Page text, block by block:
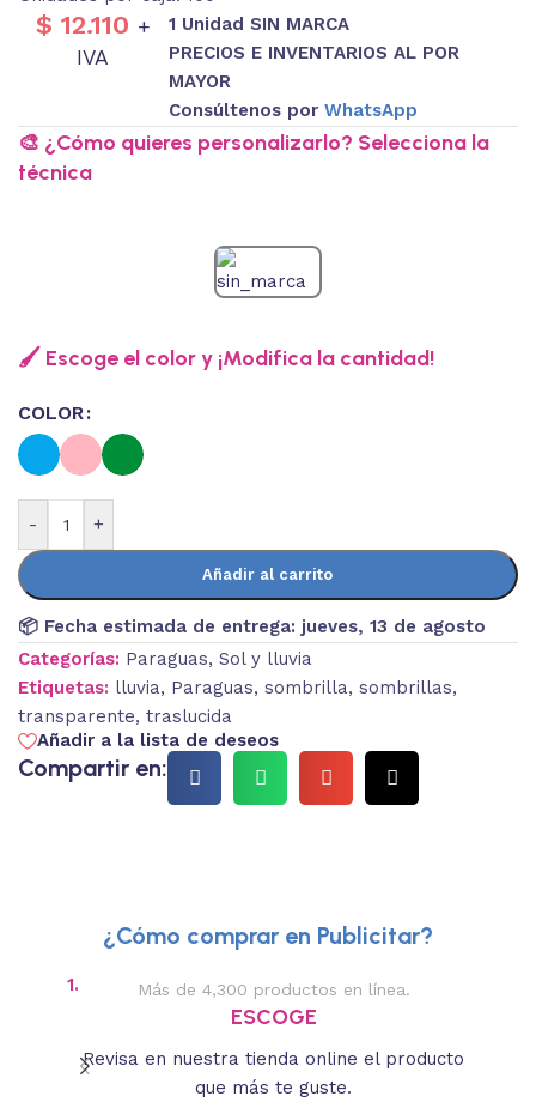
$ 12.110 +
IVA
1 Unidad SIN MARCA
PRECIOS E INVENTARIOS AL POR
MAYOR
Consúltenos por WhatsApp
🎨 ¿Cómo quieres personalizarlo? Selecciona la
técnica
🖌️ Escoge el color y ¡Modifica la cantidad!
COLOR
- +
Añadir al carrito
📦 Fecha estimada de entrega: jueves, 13 de agosto
Categorías: Paraguas, Sol y lluvia
Etiquetas: lluvia, Paraguas, sombrilla, sombrillas,
transparente, traslucida
Añadir a la lista de deseos
Compartir en:
¿Cómo comprar en Publicitar?
1. Más de 4,300 productos en línea.
ESCOGE
Revisa en nuestra tienda online el producto
que más te guste.